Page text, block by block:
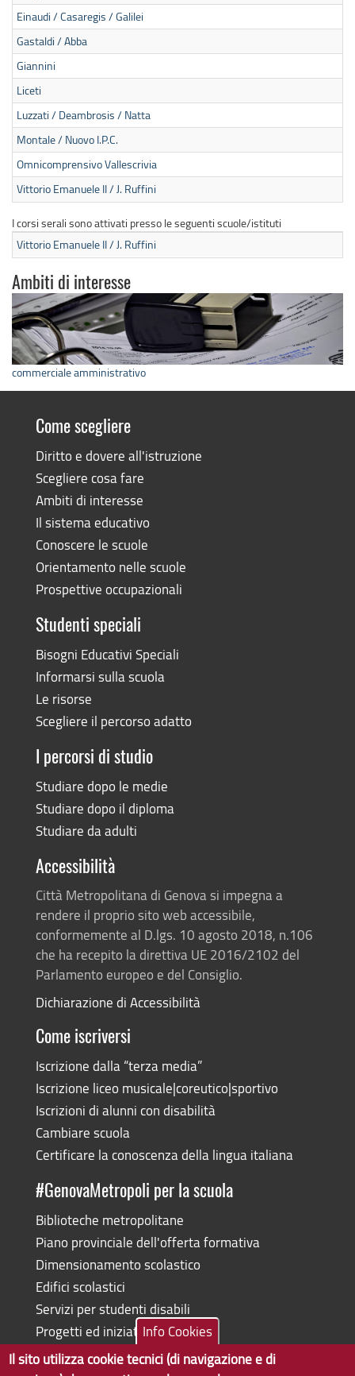
Einaudi / Casaregis / Galilei
Gastaldi / Abba
Giannini
Liceti
Luzzati / Deambrosis / Natta
Montale / Nuovo I.P.C.
Omnicomprensivo Vallescrivia
Vittorio Emanuele II / J. Ruffini
I corsi serali sono attivati presso le seguenti scuole/istituti
Vittorio Emanuele II / J. Ruffini
Ambiti di interesse
commerciale amministrativo
Come scegliere
Diritto e dovere all'istruzione
Scegliere cosa fare
Ambiti di interesse
Il sistema educativo
Conoscere le scuole
Orientamento nelle scuole
Prospettive occupazionali
Studenti speciali
Bisogni Educativi Speciali
Informarsi sulla scuola
Le risorse
Scegliere il percorso adatto
I percorsi di studio
Studiare dopo le medie
Studiare dopo il diploma
Studiare da adulti
Accessibilità
Città Metropolitana di Genova si impegna a
rendere il proprio sito web accessibile,
conformemente al D.lgs. 10 agosto 2018, n.106
che ha recepito la direttiva UE 2016/2102 del
Parlamento europeo e del Consiglio.
Dichiarazione di Accessibilità
Come iscriversi
Iscrizione dalla “terza media”
Iscrizione liceo musicale|coreutico|sportivo
Iscrizioni di alunni con disabilità
Cambiare scuola
Certificare la conoscenza della lingua italiana
#GenovaMetropoli per la scuola
Biblioteche metropolitane
Piano provinciale dell'offerta formativa
Dimensionamento scolastico
Edifici scolastici
Servizi per studenti disabili
Progetti ed iniziativeInfo Cookies
Il sito utilizza cookie tecnici (di navigazione e di